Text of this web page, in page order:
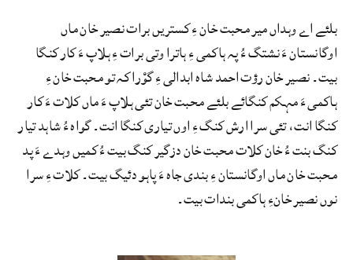
بلئے اے وہداں میر محبت خان ءِ کستریں برات نصیر خان ماں
اوگانستان ءَ نشتگ ءُ پہ ہاکمی ءِ ہاترا وتی برات ءِ ہلاپ ءَ کار کنگا
بیت۔ نصیر خان رؤت احمد شاہ ابدالی ءِ گوْرا کہ تو محبت خان ءِ
ہاکمی ءَ مہکم کنگائے بلئے محبت خان تئی ہلاپ ءَ ماں کلات ءَ کار
کنگا انت، تئی سرا ارش کنگ ءِ اوں تیاری کنگا انت۔ گواہ ءُ شاہد تیار
کنگ بنت ءُ خان کلات محبت خان دزگیر کنگ بیت ءُ کمیں وہدے ءَ پد
محبت خان ماں اوگانستان ءِ بندی جاہ ءَ پاہو دئیگ بیت۔ کلات ءِ سرا
نوں نصیر خانءِ ہاکمی بندات بیت۔